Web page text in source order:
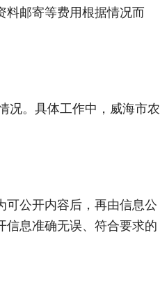
邮寄等费用根据情况而
。具体工作中，威海市农
公开内容后，再由信息公
息准确无误、符合要求的